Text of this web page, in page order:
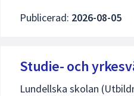
Publicerad: 2026-08-05
Studie- och
Lundellska skolan